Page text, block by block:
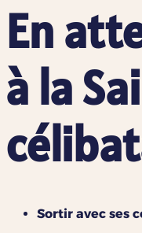
En
à la
Sortir avec ses